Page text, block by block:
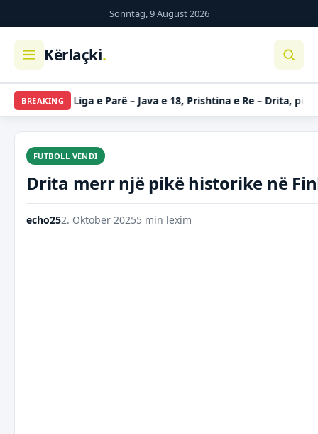
te
përmbajtja
Sonntag, 9 August 2026
Kërlaçki.
BREAKING
Liga e Parë – Java e 18, Prishtina e Re – Drita, përfundojnë
FUTBOLL VENDI
Drita merr një pikë historike në
echo252. Oktober 20255 min lexim